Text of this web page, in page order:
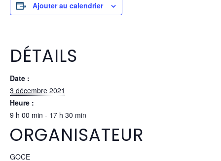
Ajouter au calendrier
DÉTAILS
Date :
3 décembre 2021
Heure :
9 h 00 min - 17 h 30 min
ORGANISATEUR
GOCE